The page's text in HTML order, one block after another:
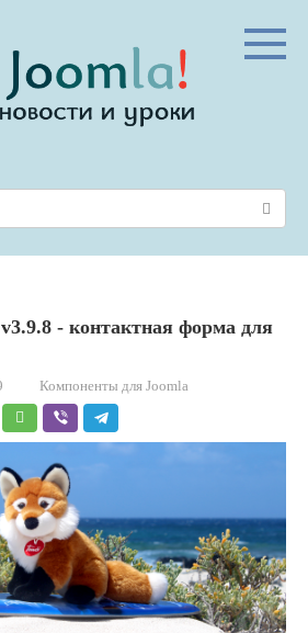
- контактная форма для
Компоненты для Joomla